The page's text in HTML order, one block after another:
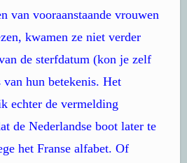
van vooraanstaande vrouwen
kwamen ze niet verder
de sterfdatum (kon je zelf
hun betekenis. Het
echter de vermelding
de Nederlandse boot later te
het Franse alfabet. Of